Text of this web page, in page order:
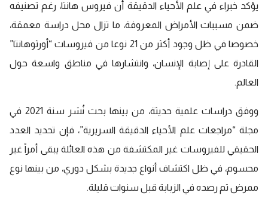
يؤكد خبراء في علم الأحياء الدقيقة أن فيروس هانتا، رغم تصنيفه
ضمن مسببات الأمراض المعروفة، ما تزال محل دراسة معمقة،
خصوصا في ظل وجود أكثر من 21 نوعا من فيروسات “أورثوهانتا”
القادرة على إصابة الإنسان، وانتشارها في مناطق واسعة حول
العالم.
ووفق دراسات علمية حديثة، من بينها بحث نُشر سنة 2021 في
مجلة “مراجعات علم الأحياء الدقيقة السريرية”، فإن تحديد العدد
الحقيقي للفيروسات غير المكتشفة من هذه العائلة يبقى أمراً غير
محسوم، في ظل اكتشاف أنواع جديدة بشكل دوري، من بينها نوع
ممرض تم رصده في الزبابة قبل سنوات قليلة.